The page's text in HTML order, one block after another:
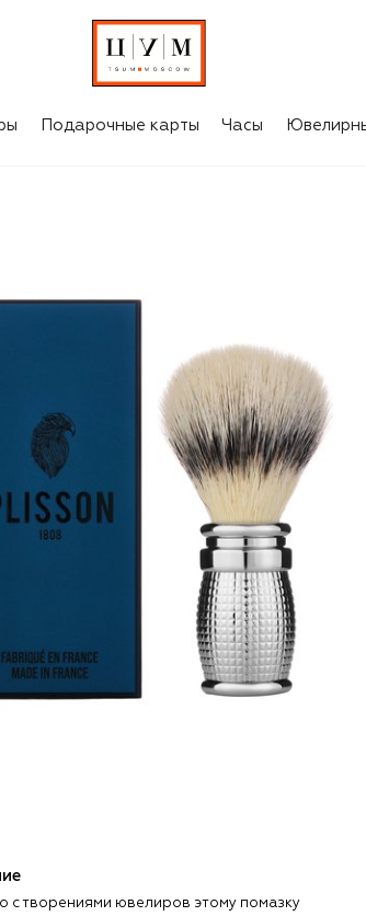
Подарочные карты Часы
с творениями ювелиров этому помазку